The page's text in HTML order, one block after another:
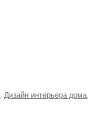
Дизайн интерьера дома